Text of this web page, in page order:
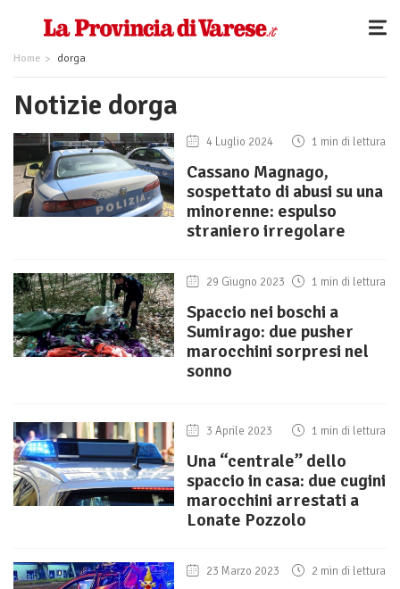
Home dorga
Notizie dorga
4 Luglio 2024 1 min di lettura
Cassano Magnago,
sospettato di abusi su una
minorenne: espulso
straniero irregolare
29 Giugno 2023 1 min di lettura
Spaccio nei boschi a
Sumirago: due pusher
marocchini sorpresi nel
sonno
3 Aprile 2023 1 min di lettura
Una “centrale” dello
spaccio in casa: due cugini
marocchini arrestati a
Lonate Pozzolo
23 Marzo 2023 2 min di lettura